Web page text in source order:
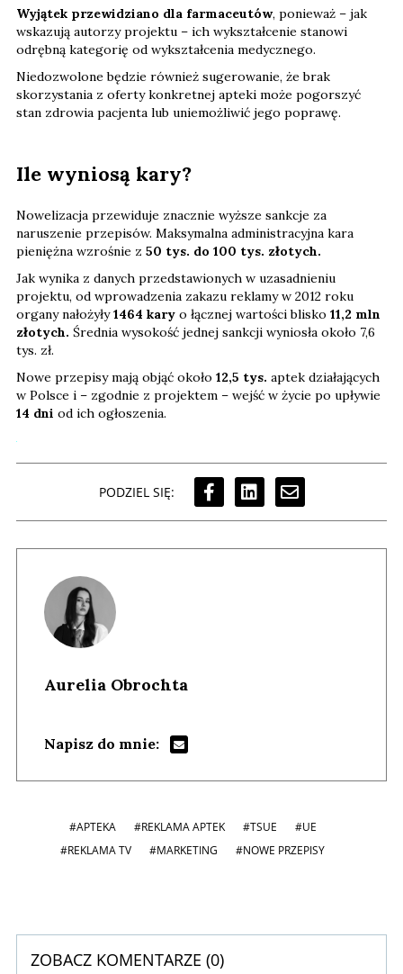
Wyjątek przewidziano dla farmaceutów, ponieważ – jak
wskazują autorzy projektu – ich wykształcenie stanowi
odrębną kategorię od wykształcenia medycznego.
Niedozwolone będzie również sugerowanie, że brak
skorzystania z oferty konkretnej apteki może pogorszyć
stan zdrowia pacjenta lub uniemożliwić jego poprawę.
Ile wyniosą kary?
Nowelizacja przewiduje znacznie wyższe sankcje za
naruszenie przepisów. Maksymalna administracyjna kara
pieniężna wzrośnie z 50 tys. do 100 tys. złotych.
Jak wynika z danych przedstawionych w uzasadnieniu
projektu, od wprowadzenia zakazu reklamy w 2012 roku
organy nałożyły1464 kary o łącznej wartości blisko 11,2 mln
złotych. Średnia wysokość jednej sankcji wyniosła około 7,6
tys. zł.
Nowe przepisy mają objąć około 12,5 tys. aptek działających
w Polsce i – zgodnie z projektem – wejść w życie po upływie
14 dni od ich ogłoszenia.
PODZIEL SIĘ:
Aurelia Obrochta
Napisz do mnie:
#APTEKA #REKLAMA APTEK #TSUE
#UE
#REKLAMA TV
#MARKETING #NOWE PRZEPISY
ZOBACZ KOMENTARZE (0)